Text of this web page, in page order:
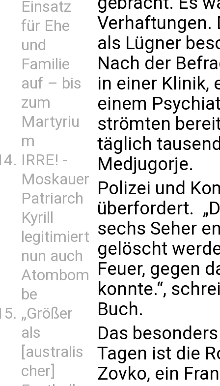
Einsatz
für Ehe
und
Familie
auf – bis
zum
Martyriu
m
IRRE! -
Moskauer
Patriarch
Kyrill
legitimiert
nun auch
Atombom
be
„Größer
als
[australis
cher]
Verhaftungen.
als Lügner
Nach der
in einer Klinik,
einem
strömten
täglich
Medjugorje.
Polizei und
überfordert.
sechs Seher
gelöscht
Feuer, gegen
konnte.“,
Buch.
Das
Tagen ist die
Zovko, ein